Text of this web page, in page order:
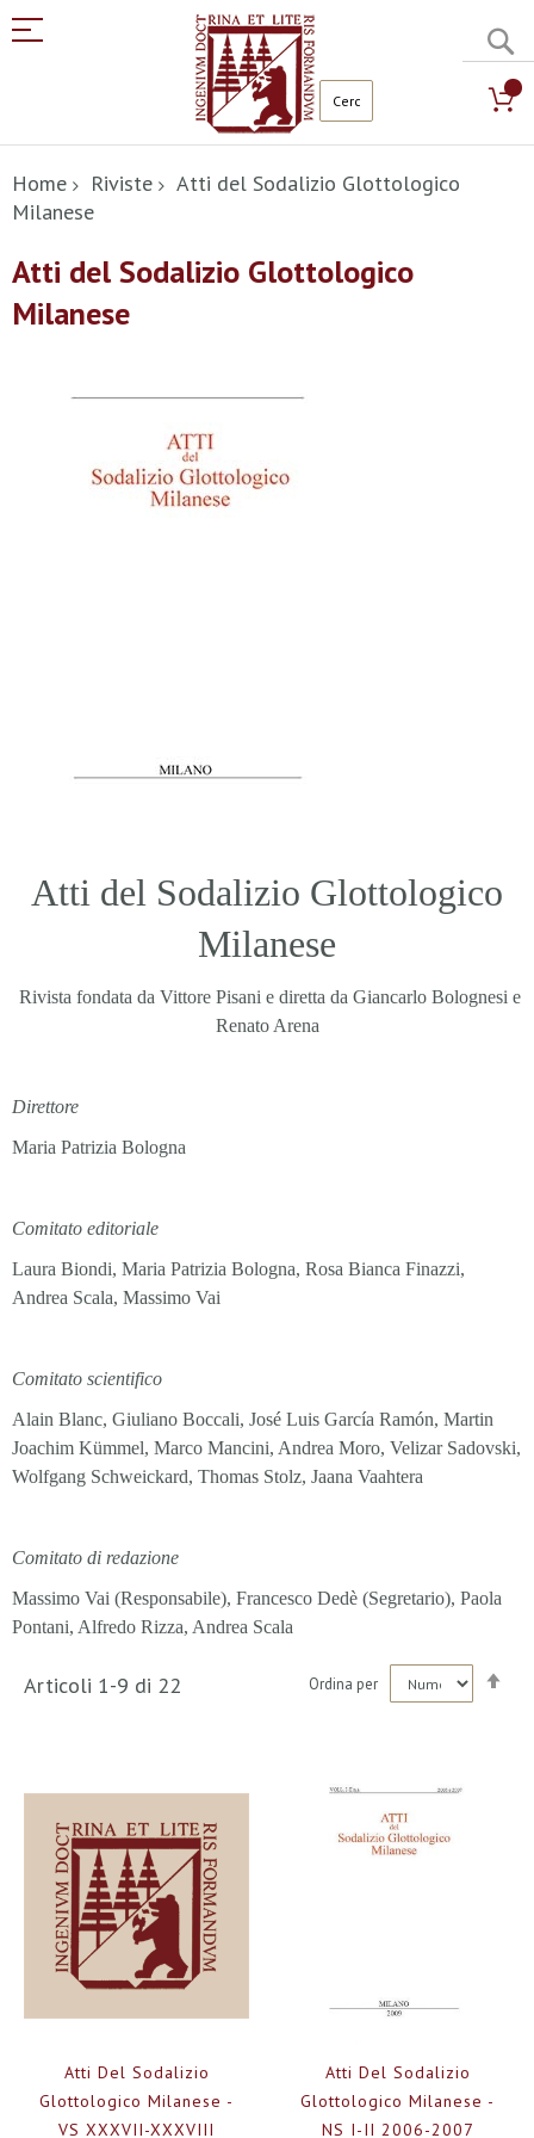
al
contenuto
Home Riviste
Atti del Sodalizio Glottologico
Milanese
Atti del Sodalizio Glottologico
Milanese
Atti del Sodalizio Glottologico
Milanese
Rivista fondata da Vittore Pisani e diretta da Giancarlo Bolognesi e
Renato Arena
Direttore
Maria Patrizia Bologna
Comitato editoriale
Laura Biondi, Maria Patrizia Bologna, Rosa Bianca Finazzi,
Andrea Scala, Massimo Vai
Comitato scientifico
Alain Blanc, Giuliano Boccali, José Luis García Ramón, Martin
Joachim Kümmel, Marco Mancini, Andrea Moro, Velizar Sadovski,
Wolfgang Schweickard, Thomas Stolz, Jaana Vaahtera
Comitato di redazione
Massimo Vai (Responsabile), Francesco Dedè (Segretario), Paola
Pontani, Alfredo Rizza, Andrea Scala
Articoli 1-9 di 22 Ordina per
Atti Del Sodalizio
Glottologico Milanese -
VS XXXVII-XXXVIII
Atti Del Sodalizio
Glottologico Milanese -
NS I-II 2006-2007